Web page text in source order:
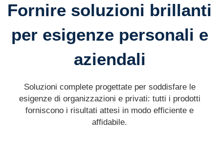
n
e
a
Fornire soluzioni brillanti
per esigenze personali e
aziendali
Soluzioni complete progettate per soddisfare le
esigenze di organizzazioni e privati: tutti i prodotti
forniscono i risultati attesi in modo efficiente e
affidabile.